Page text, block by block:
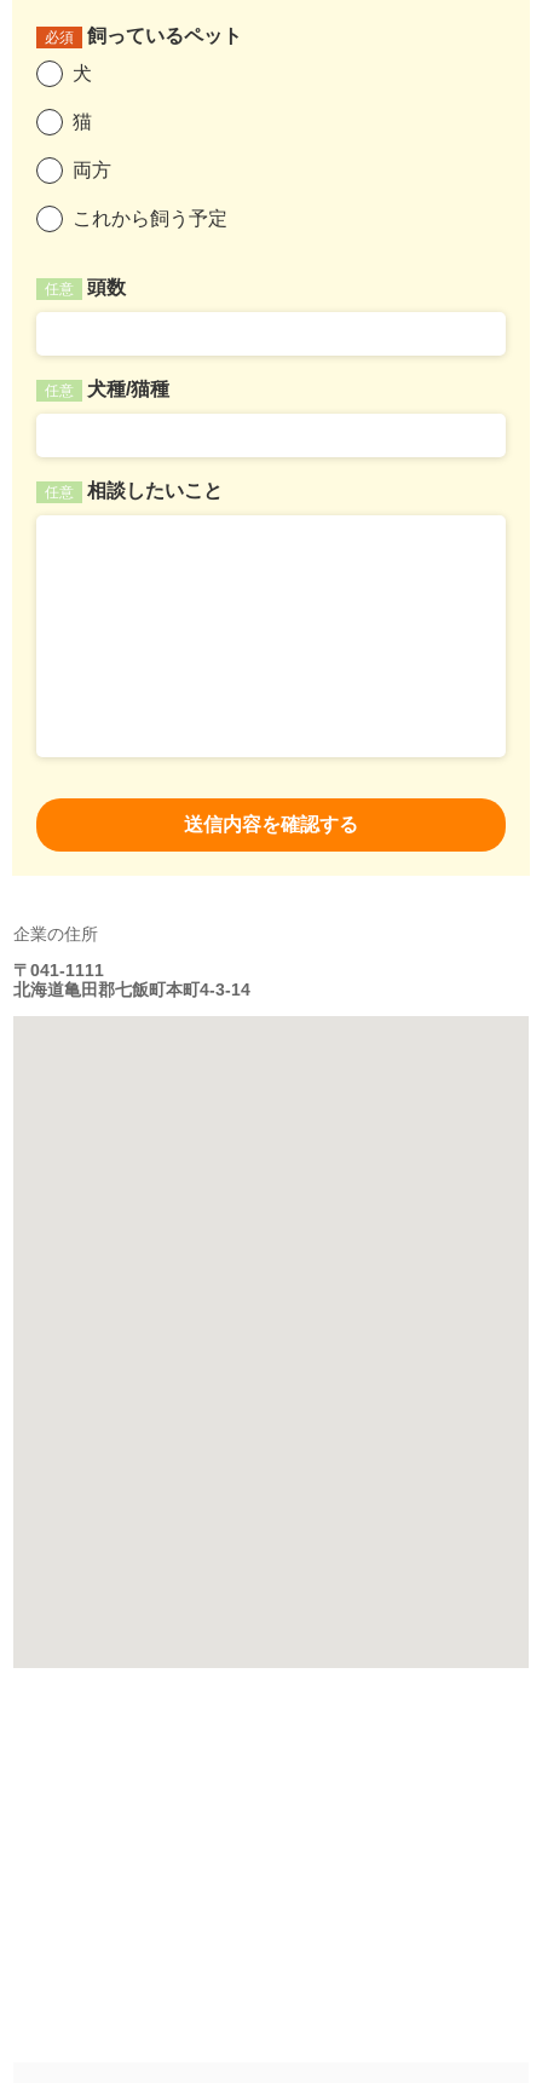
必須
飼っているペット
犬
猫
両方
これから飼う予定
任意 頭数
任意 犬種/猫種
任意 相談したいこと
企業の住所
〒041-1111
北海道亀田郡七飯町本町4-3-14